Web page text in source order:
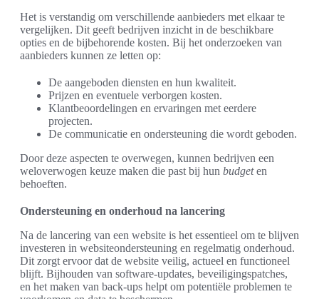
Het is verstandig om verschillende aanbieders met elkaar te
vergelijken. Dit geeft bedrijven inzicht in de beschikbare
opties en de bijbehorende kosten. Bij het onderzoeken van
aanbieders kunnen ze letten op:
De aangeboden diensten en hun kwaliteit.
Prijzen en eventuele verborgen kosten.
Klantbeoordelingen en ervaringen met eerdere
projecten.
De communicatie en ondersteuning die wordt geboden.
Door deze aspecten te overwegen, kunnen bedrijven een
weloverwogen keuze maken die past bij hun budgeten
behoeften.
Ondersteuning en onderhoud na lancering
Na de lancering van een website is het essentieel om te blijven
investeren in websiteondersteuning en regelmatig onderhoud.
Dit zorgt ervoor dat de website veilig, actueel en functioneel
blijft. Bijhouden van software-updates, beveiligingspatches,
en het maken van back-ups helpt om potentiële problemen te